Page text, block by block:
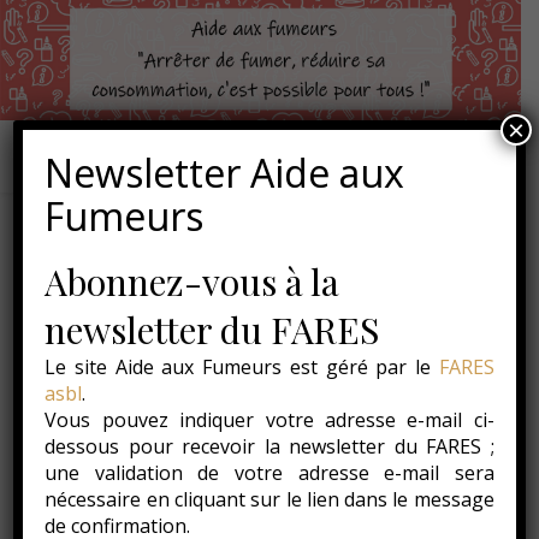
Santé et Bien-être
Bienvenue dans la rubrique Santé et Bien-être,
Au sein de celle-ci vous trouverez les risques liés aux
consommations, les bénéfices à l’arrêt et nos trucs et
astuces pour prendre soin de soi (activité physique,
alimentation, gestion du stress, etc.)
L’Organisation Mondiale de la Santé définit la santé comme
Newsletter Aide aux
Fumeurs
Abonnez-vous à la
newsletter du FARES
Le site Aide aux Fumeurs est géré par le FARES
asbl.
Vous pouvez indiquer votre adresse e-mail ci-
dessous pour recevoir la newsletter du FARES ;
une validation de votre adresse e-mail sera
nécessaire en cliquant sur le lien dans le message
de confirmation.
×